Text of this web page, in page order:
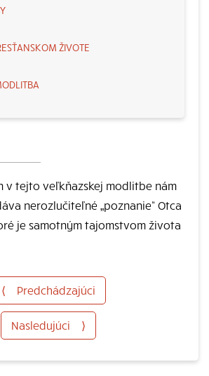
ŽIVOTE
v tejto veľkňazskej modlitbe nám
nerozlučiteľné „poznanie“ Otca
je samotným tajomstvom života
⟨ Predchádzajúci
Nasledujúci ⟩